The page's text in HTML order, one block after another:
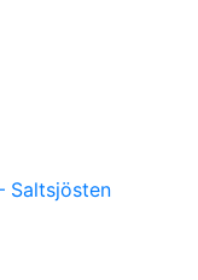
Saltsjösten